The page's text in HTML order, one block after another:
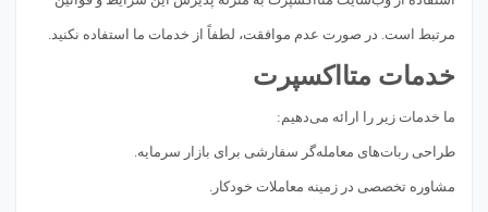
مرتبط است. در صورت عدم موافقت، لطفاً از خدمات ما استفاده نکنید.
خدمات متااکسپرت
ما خدمات زیر را ارائه می‌دهیم:
طراحی ربات‌های معامله‌گر سفارشی برای بازار سرمایه.
مشاوره تخصصی در زمینه معاملات خودکار.